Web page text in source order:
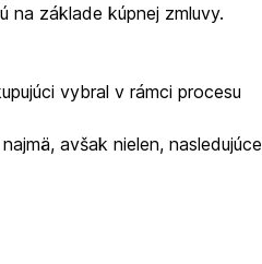
na základe kúpnej zmluvy.
vybral v rámci procesu
avšak nielen, nasledujúce